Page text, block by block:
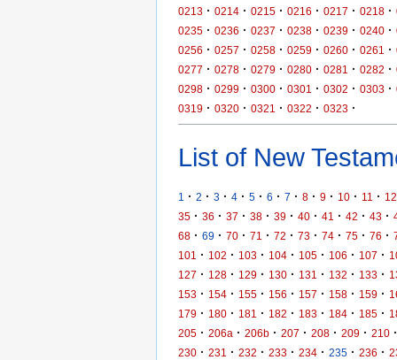
0213 · 0214 · 0215 · 0216 · 0217 · 0218 ·
0235 · 0236 · 0237 · 0238 · 0239 · 0240 ·
0256 · 0257 · 0258 · 0259 · 0260 · 0261 ·
0277 · 0278 · 0279 · 0280 · 0281 · 0282 ·
0298 · 0299 · 0300 · 0301 · 0302 · 0303 ·
0319 · 0320 · 0321 · 0322 · 0323 ·
List of New
1 · 2 · 3 · 4 · 5 · 6 · 7 · 8 · 9 · 10 · 11 · 12
35 · 36 · 37 · 38 · 39 · 40 · 41 · 42 · 43 ·
68 · 69 · 70 · 71 · 72 · 73 · 74 · 75 · 76 ·
101
· 102 · 103 · 104 · 105 · 106 · 107 ·
127 · 128 · 129 · 130 · 131 · 132 · 133 ·
153 · 154 · 155 · 156 · 157 · 158 · 159 ·
179 · 180 · 181 · 182 · 183 · 184 · 185 ·
205 · 206a · 206b · 207 · 208 · 209 · 210 ·
230 · 231 · 232 · 233 · 234 · 235 · 236 ·